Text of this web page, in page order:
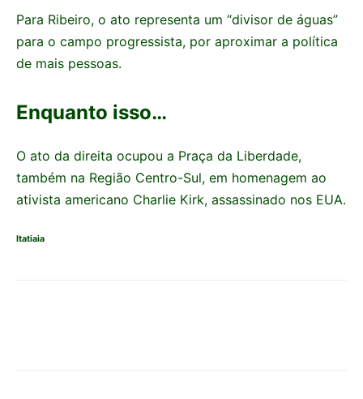
Para Ribeiro, o ato representa um “divisor de águas”
para o campo progressista, por aproximar a política
de mais pessoas.
Enquanto isso…
O ato da direita ocupou a Praça da Liberdade,
também na Região Centro-Sul, em homenagem ao
ativista americano Charlie Kirk, assassinado nos EUA.
Itatiaia